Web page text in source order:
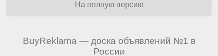
На полную версию
BuyReklama — доска объявлений №1 в
России